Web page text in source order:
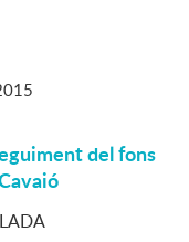
del fons